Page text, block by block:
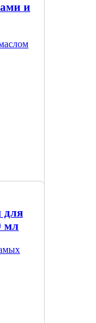
и
для
мл